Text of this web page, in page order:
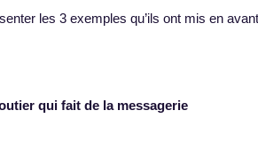
les 3 exemples qu’ils ont mis en
qui fait de la messagerie